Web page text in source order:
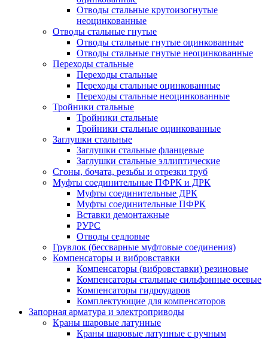
Отводы стальные крутоизогнутые
неоцинкованные
Отводы стальные гнутые
Отводы стальные гнутые оцинкованные
Отводы стальные гнутые неоцинкованные
Переходы стальные
Переходы стальные
Переходы стальные оцинкованные
Переходы стальные неоцинкованные
Тройники стальные
Тройники стальные
Тройники стальные оцинкованные
Заглушки стальные
Заглушки стальные фланцевые
Заглушки стальные эллиптические
Сгоны, бочата, резьбы и отрезки труб
Муфты соединительные ПФРК и ДРК
Муфты соединительные ДРК
Муфты соединительные ПФРК
Вставки демонтажные
РУРС
Отводы седловые
Грувлок (бессварные муфтовые соединения)
Компенсаторы и вибровставки
Компенсаторы (вибровставки) резиновые
Компенсаторы стальные сильфонные осевые
Компенсаторы гидроударов
Комплектующие для компенсаторов
Запорная арматура и электроприводы
Краны шаровые латунные
Краны шаровые латунные с ручным